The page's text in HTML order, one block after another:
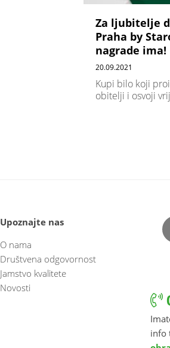
Za ljubitelje
Praha by
nagrade ima!
20.09.2021
Kupi bilo koji
obitelji i osvoji
Upoznajte nas
O nama
Društvena odgovornost
Jamstvo kvalitete
Novosti
info